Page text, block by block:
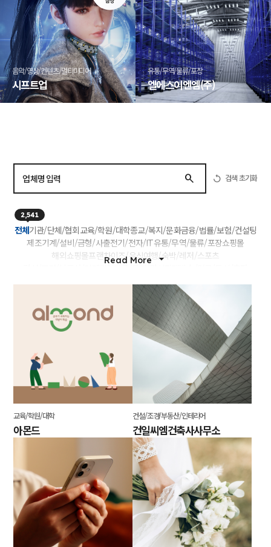
음악/영상/컨텐츠/멀티미디어
시프트업
유통/무역/물류/포장
엘에스이엔엠(주)
검색 초기화
2,541
전체기관/단체/협회교육/학원/대학종교/복지/문화금융/법률/보험/컨설팅
제조기계/설비/금형/사출전기/전자/IT유통/무역/물류/포장쇼핑몰
해외쇼핑몰프랜차이즈/음식여행/숙박/레저/스포츠
축제/행사/공연/대회채용/용역/아웃소싱
환경/에너지/금속/화학/공학음악/영상/컨텐츠/멀티미디어
자동차 제조/중개/매매/렌트의류/섬유미용/웰빙/건강
포장이사/기업이사/에어컨이전
모임/SNS기타 서비스 공유오피스커뮤니티
Read More
교육/학원/대학
아몬드
건설/조경/부동산/인테리어
건일씨엠건축사사무소